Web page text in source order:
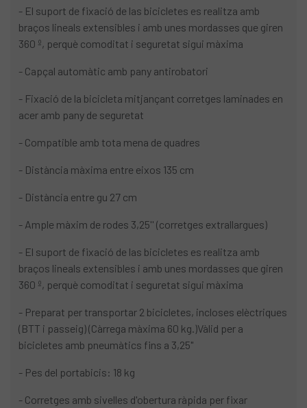
- El suport de fixació de las bicicletes es realitza amb
braços lineals extensibles i amb unes mordasses que giren
360 º, perquè comoditat i seguretat sigui màxima
- Capçal automàtic amb pany antirobatori
- Fixació de la bicicleta mitjançant corretges laminades en
acer amb pany de seguretat
- Compatible amb tota mena de quadres
- Distància màxima entre eixos 135 cm
- Distància entre gu 27 cm
- Ample màxim de rodes 3,25'' (corretges extrallargues)
- El suport de fixació de las bicicletes es realitza amb
braços lineals extensibles i amb unes mordasses que giren
360 º, perquè comoditat i seguretat sigui màxima
- Preparat per transportar 2 bicicletes, incloses elèctriques
(BTT i passeig) (Càrrega màxima 60 kg.)Vàlid per a
bicicletes amb pneumàtics fins a 3,25"
- Pes del portabicis: 18 kg
- Corretges amb sivelles d'obertura ràpida per fixar